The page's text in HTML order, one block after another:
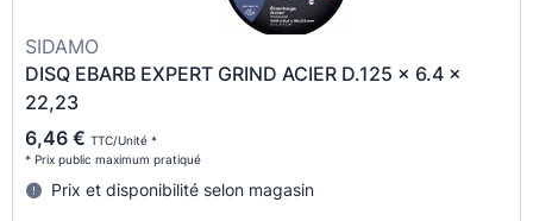
SIDAMO
DISQ EBARB EXPERT GRIND ACIER D.125 x 6.4 x
22,23
6,46 € TTC/Unité *
* Prix public maximum pratiqué
Prix et disponibilité selon magasin